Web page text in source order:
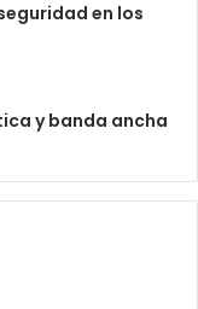
en los
y banda ancha